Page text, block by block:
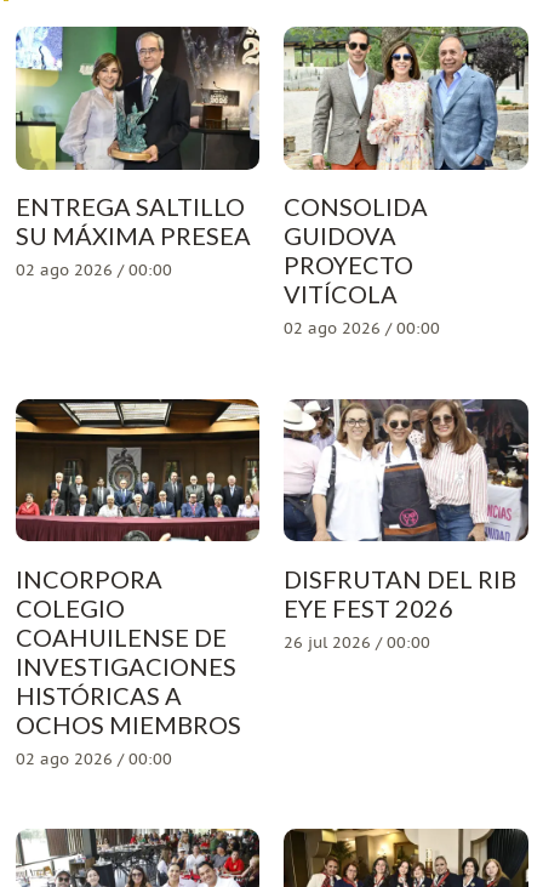
ENTREGA SALTILLO
SU MÁXIMA PRESEA
02 ago 2026 / 00:00
CONSOLIDA
GUIDOVA
PROYECTO
VITÍCOLA
02 ago 2026 / 00:00
INCORPORA
COLEGIO
COAHUILENSE DE
INVESTIGACIONES
HISTÓRICAS A
OCHOS MIEMBROS
02 ago 2026 / 00:00
DISFRUTAN DEL RIB
EYE FEST 2026
26 jul 2026 / 00:00